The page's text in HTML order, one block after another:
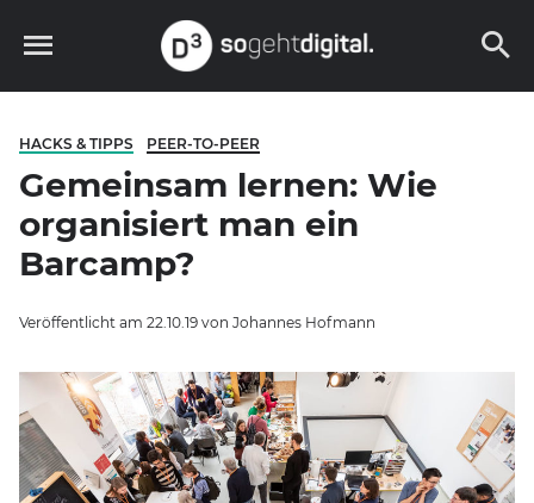
HACKS & TIPPS PEER-TO-PEER
Gemeinsam lernen: Wie
organisiert man ein
Barcamp?
Veröffentlicht am 22.10.19 von Johannes Hofmann